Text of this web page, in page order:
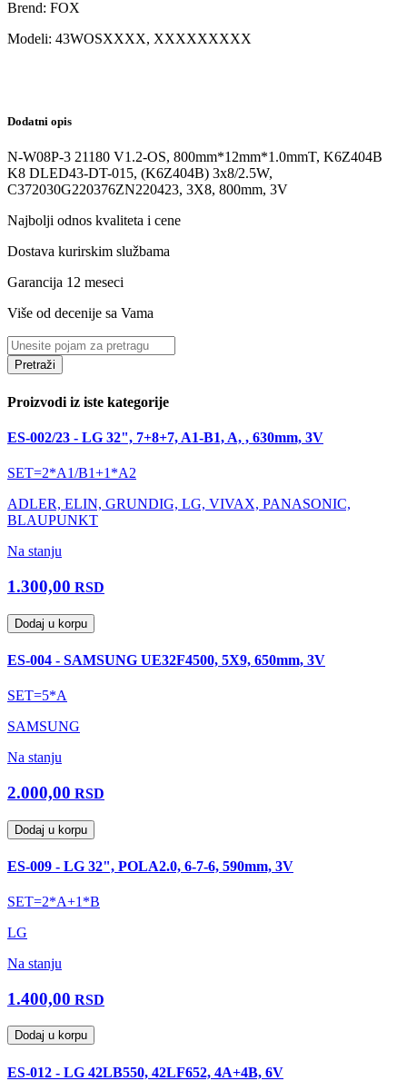
Brend: FOX
Modeli: 43WOSXXXX, XXXXXXXXX
Dodatni opis
N-W08P-3 21180 V1.2-OS, 800mm*12mm*1.0mmT, K6Z404B
K8 DLED43-DT-015, (K6Z404B) 3x8/2.5W,
C372030G220376ZN220423, 3X8, 800mm, 3V
Najbolji odnos kvaliteta i cene
Dostava kurirskim službama
Garancija 12 meseci
Više od decenije sa Vama
Pretraži
Proizvodi iz iste kategorije
ES-002/23 - LG 32", 7+8+7, A1-B1, A, , 630mm, 3V
SET=2*A1/B1+1*A2
ADLER, ELIN, GRUNDIG, LG, VIVAX, PANASONIC,
BLAUPUNKT
Na stanju
1.300,00 RSD
Dodaj u korpu
ES-004 - SAMSUNG UE32F4500, 5X9, 650mm, 3V
SET=5*A
SAMSUNG
Na stanju
2.000,00 RSD
Dodaj u korpu
ES-009 - LG 32", POLA2.0, 6-7-6, 590mm, 3V
SET=2*A+1*B
LG
Na stanju
1.400,00 RSD
Dodaj u korpu
ES-012 - LG 42LB550, 42LF652, 4A+4B, 6V